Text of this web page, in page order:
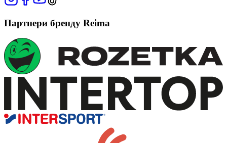
Партнери бренду Reima